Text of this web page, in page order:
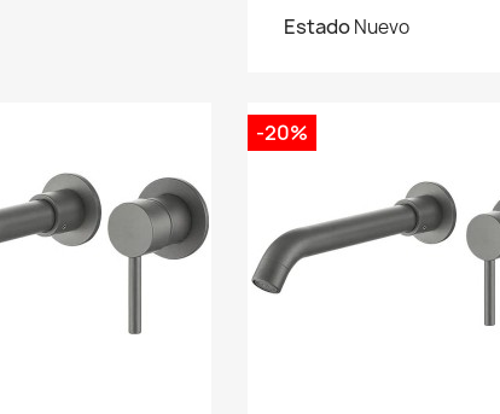
EstadoNuevo
-20%